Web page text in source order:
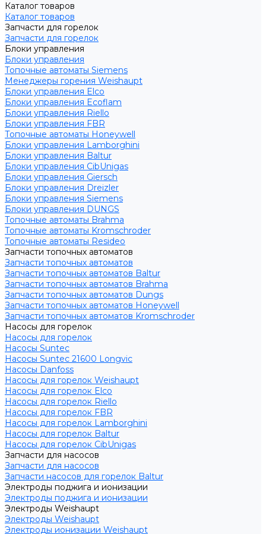
Каталог товаров
Каталог товаров
Запчасти для горелок
Запчасти для горелок
Блоки управления
Блоки управления
Топочные автоматы Siemens
Менеджеры горения Weishaupt
Блоки управления Elco
Блоки управления Ecoflam
Блоки управления Riello
Блоки управления FBR
Топочные автоматы Honeywell
Блоки управления Lamborghini
Блоки управления Baltur
Блоки управления CibUnigas
Блоки управления Giersch
Блоки управления Dreizler
Блоки управления Siemens
Блоки управления DUNGS
Топочные автоматы Brahma
Топочные автоматы Kromschroder
Топочные автоматы Resideo
Запчасти топочных автоматов
Запчасти топочных автоматов
Запчасти топочных автоматов Baltur
Запчасти топочных автоматов Brahma
Запчасти топочных автоматов Dungs
Запчасти топочных автоматов Honeywell
Запчасти топочных автоматов Kromschroder
Насосы для горелок
Насосы для горелок
Насосы Suntec
Насосы Suntec 21600 Longvic
Насосы Danfoss
Насосы для горелок Weishaupt
Насосы для горелок Elco
Насосы для горелок Riello
Насосы для горелок FBR
Насосы для горелок Lamborghini
Насосы для горелок Baltur
Насосы для горелок CibUnigas
Запчасти для насосов
Запчасти для насосов
Запчасти насосов для горелок Baltur
Электроды поджига и ионизации
Электроды поджига и ионизации
Электроды Weishaupt
Электроды Weishaupt
Электроды ионизации Weishaupt